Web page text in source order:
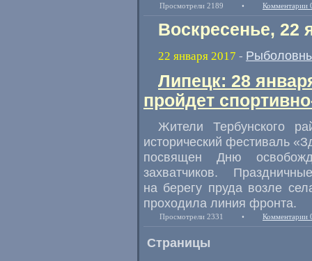
Просмотрели 2189 • Комментарии
Воскресенье, 22
22 января 2017 -
Липецк: 28
пройдет
Жители Тербунского
исторический фестиваль «
посвящен Дню
захватчиков.
на берегу пруда возле
проходила линия фронта.
Просмотрели 2331 • Комментарии
Страницы